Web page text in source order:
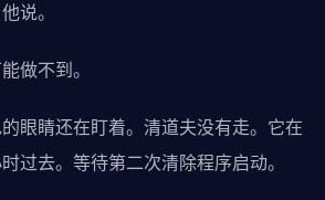
说。
不到。
睛还在盯着。清道夫没有走。它在
过去。等待第二次清除程序启动。